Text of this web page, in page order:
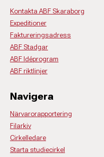
Kontakta ABF Skaraborg
Expeditioner
Faktureringsadress
ABF Stadgar
ABF Idéprogram
ABF riktlinjer
Navigera
Närvarorapportering
Filarkiv
Cirkelledare
Starta studiecirkel